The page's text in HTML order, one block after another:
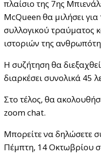
πλαίσιο της 7ης
McQueen θα μιλήσει
συλλογικού τραύματος
ιστοριών της
H συζήτηση θα
διαρκέσει συνολικά 45
Στο τέλος, θα
zoom chat.
Μπορείτε να δηλώσετε
Πέμπτη, 14 Οκτωβρίου